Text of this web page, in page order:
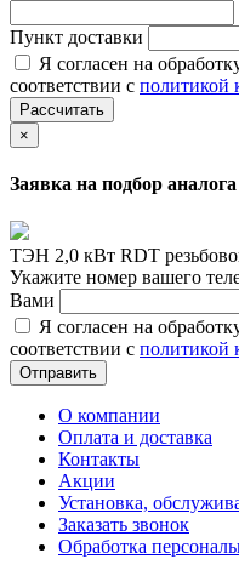
Пункт доставки
Я согласен на
соответствии с политикой
Рассчитать
×
Заявка на подбор аналога
ТЭН 2,0 кВт RDT
Укажите номер вашего
Вами
Я согласен на
соответствии с политикой
Отправить
О компании
Оплата и доставка
Контакты
Акции
Установка,
Заказать звонок
Обработка